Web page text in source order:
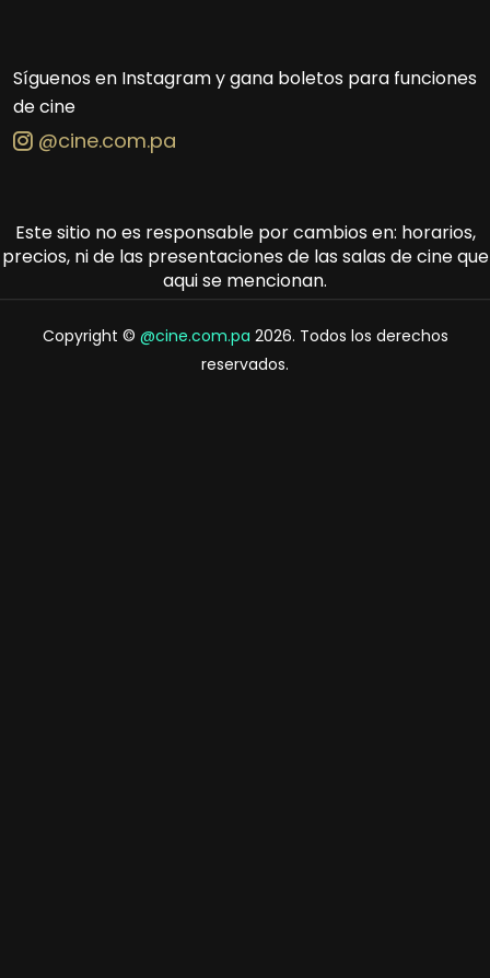
Síguenos en Instagram y gana boletos para funciones
de cine
@cine.com.pa
Este sitio no es responsable por cambios en: horarios,
precios, ni de las presentaciones de las salas de cine que
aqui se mencionan.
Copyright © @cine.com.pa 2026. Todos los derechos
reservados.